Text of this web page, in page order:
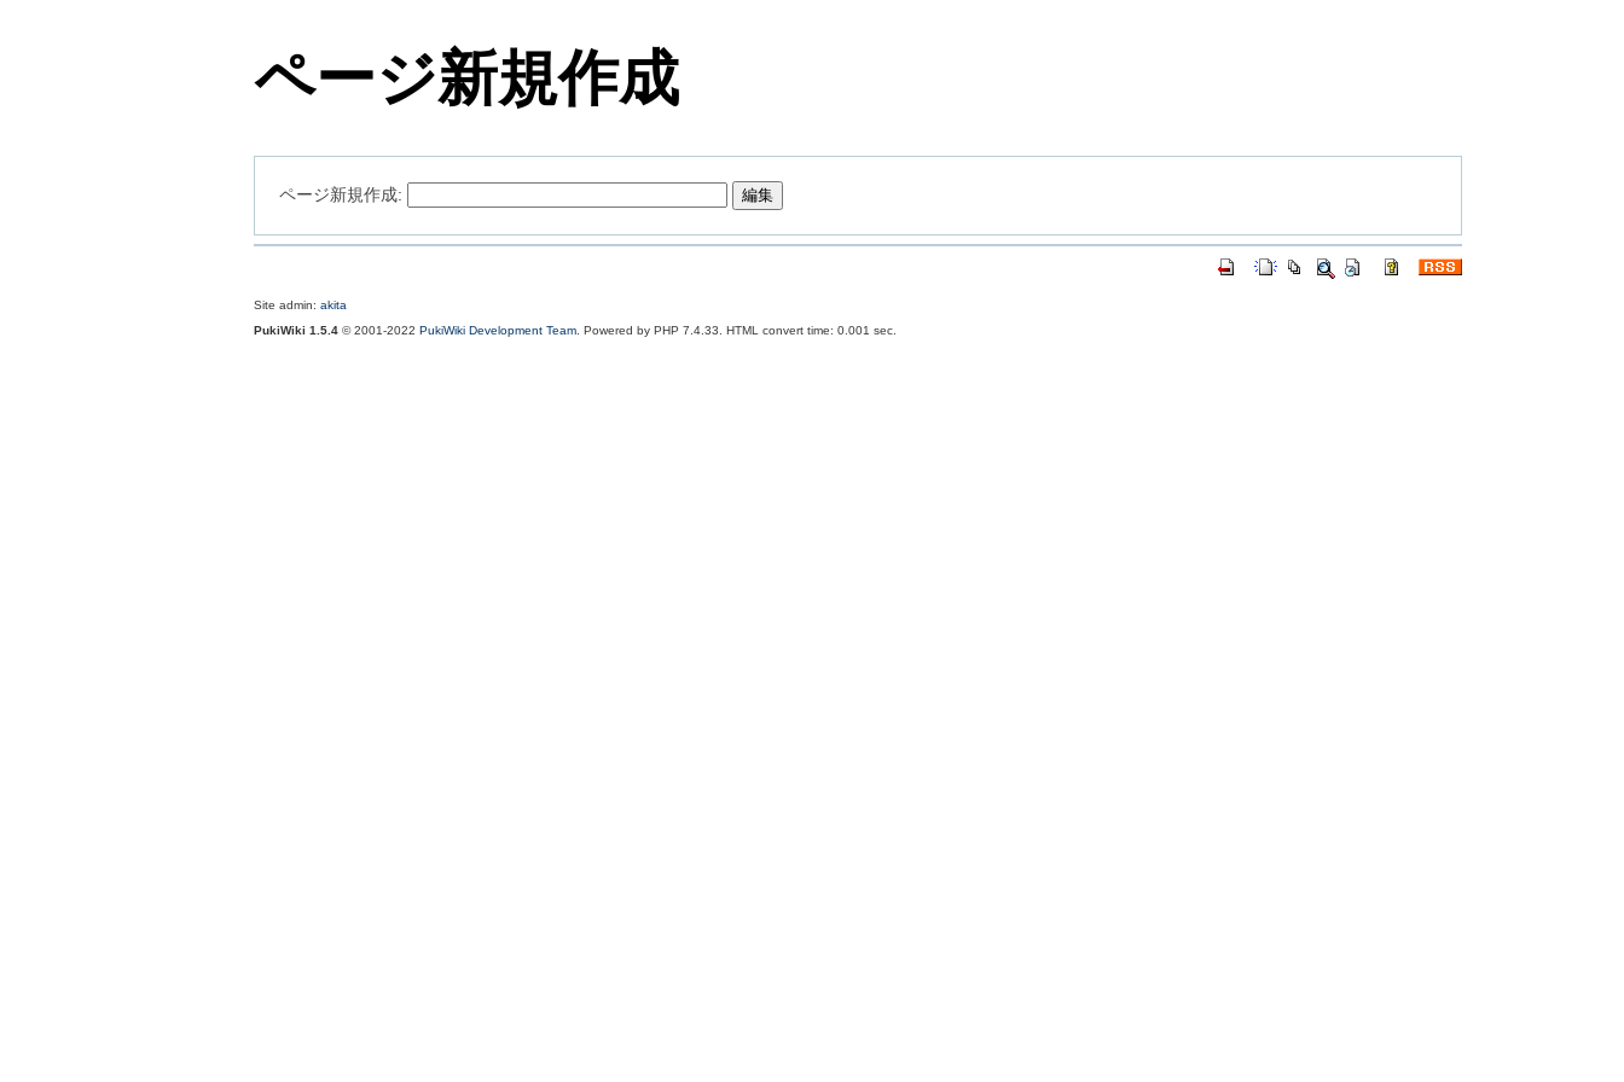
ページ新規作成
ページ新規作成:
Site admin: akita
PukiWiki 1.5.4 © 2001-2022 PukiWiki Development Team . Powered by PHP 7.4.33. HTML convert time: 0.001 sec.